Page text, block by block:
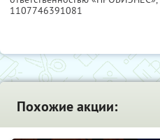
1107746391081
Похожие акции: